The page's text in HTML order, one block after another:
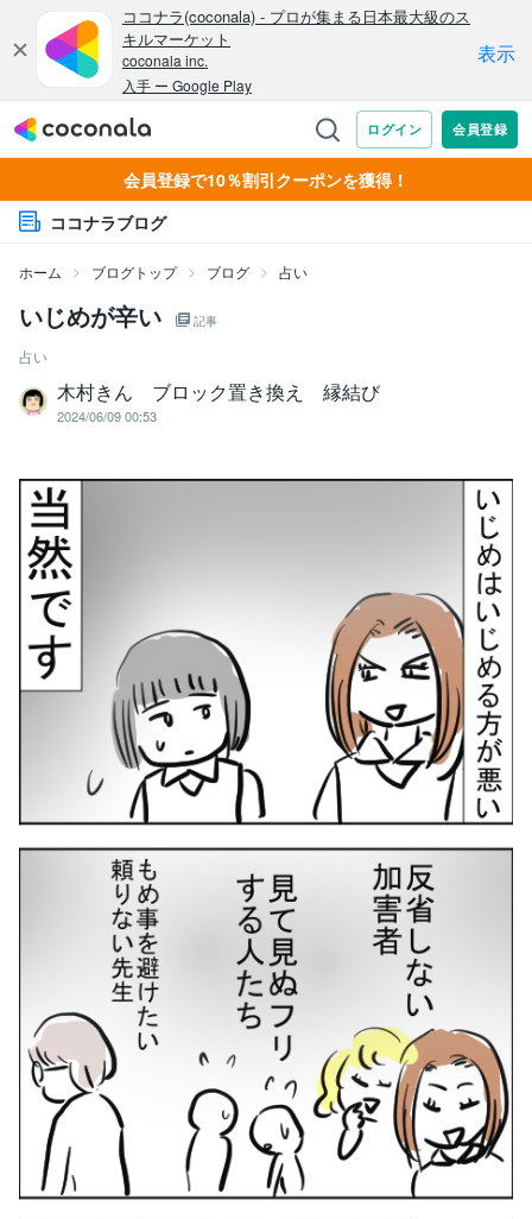
会員登録で10％割引クーポンを獲得！
ココナラブログ
ホーム ブログトップ ブログ 占い
いじめが辛い 記事
占い
木村きん ブロック置き換え 縁結び
2024/06/09 00:53